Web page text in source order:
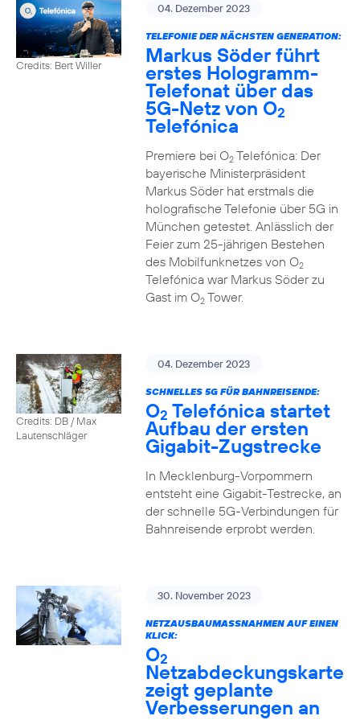
Credits: Bert Willer
04. Dezember 2023
TELEFONIE DER NÄCHSTEN GENERATION:
Markus Söder führt
erstes Hologramm-
Telefonat über das
5G-Netz von O2
Telefónica
Premiere bei O2Telefónica: Der
bayerische Ministerpräsident
Markus Söder hat erstmals die
holografische Telefonie über 5G in
München getestet. Anlässlich der
Feier zum 25-jährigen Bestehen
des Mobilfunknetzes von O2
Telefónica war Markus Söder zu
Gast im O2Tower.
Credits: DB / Max
Lautenschläger
04. Dezember 2023
SCHNELLES 5G FÜR BAHNREISENDE:
O2 Telefónica startet
Aufbau der ersten
Gigabit-Zugstrecke
In Mecklenburg-Vorpommern
entsteht eine Gigabit-Testrecke, an
der schnelle 5G-Verbindungen für
Bahnreisende erprobt werden.
30. November 2023
NETZAUSBAUMASSNAHMEN AUF EINEN K
LICK:
O2
Netzabdeckungskarte
zeigt geplante
Verbesserungen an